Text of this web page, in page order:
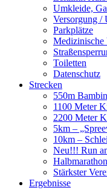
Umkleide,
Versorgung /
Parkplätze
Medizinische
Toiletten
Datenschutz
Strecken
550m
1100 Meter
2200 Meter
5km –
10km –
Neu!!! Run
Halbmarathon
Stärkster
Ergebnisse